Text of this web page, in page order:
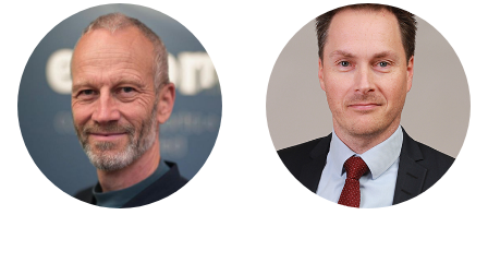
Philip Parslov
Formand
Lars Fejer
Bestyrelse